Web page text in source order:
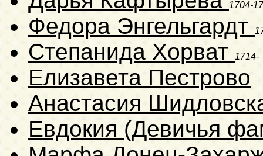
1704-
Федора Энгельгардт
Степанида Хорват 1714-
Елизавета Пестрово
Анастасия
Евдокия (Девичья